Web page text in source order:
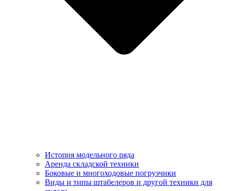
История модельного ряда
Аренда складской техники
Боковые и многоходовые погрузчики
Виды и типы штабелеров и другой техники для